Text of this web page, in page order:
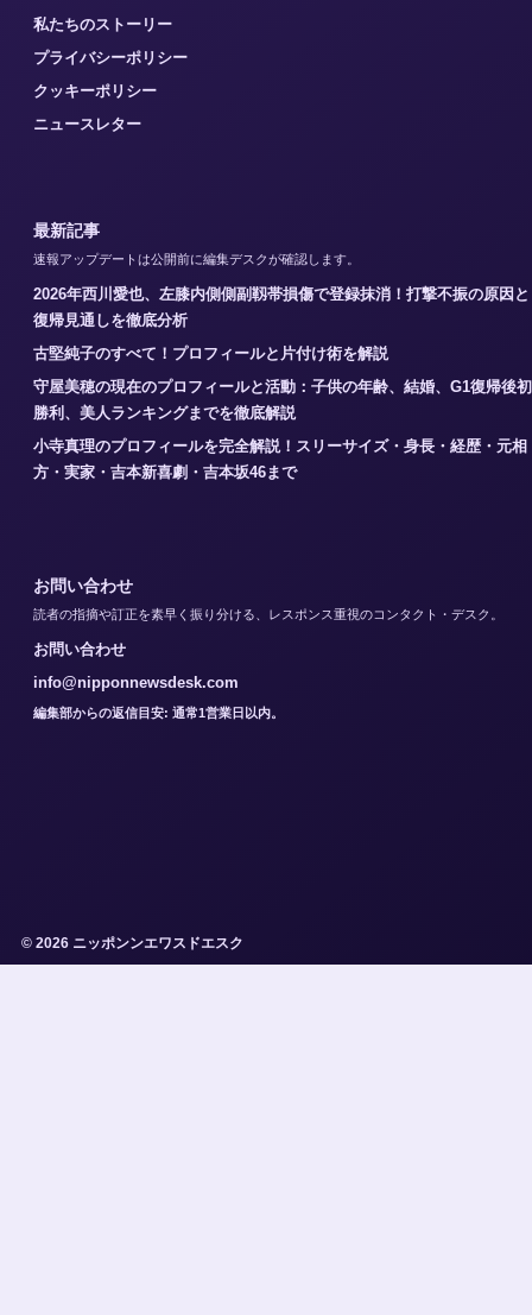
私たちのストーリー
プライバシーポリシー
クッキーポリシー
ニュースレター
最新記事
速報アップデートは公開前に編集デスクが確認します。
2026年西川愛也、左膝内側側副靱帯損傷で登録抹消！打撃不振の原因と
復帰見通しを徹底分析
古堅純子のすべて！プロフィールと片付け術を解説
守屋美穂の現在のプロフィールと活動：子供の年齢、結婚、G1復帰後初
勝利、美人ランキングまでを徹底解説
小寺真理のプロフィールを完全解説！スリーサイズ・身長・経歴・元相
方・実家・吉本新喜劇・吉本坂46まで
お問い合わせ
読者の指摘や訂正を素早く振り分ける、レスポンス重視のコンタクト・デスク。
お問い合わせ
info@nipponnewsdesk.com
編集部からの返信目安: 通常1営業日以内。
© 2026 ニッポンンエワスドエスク